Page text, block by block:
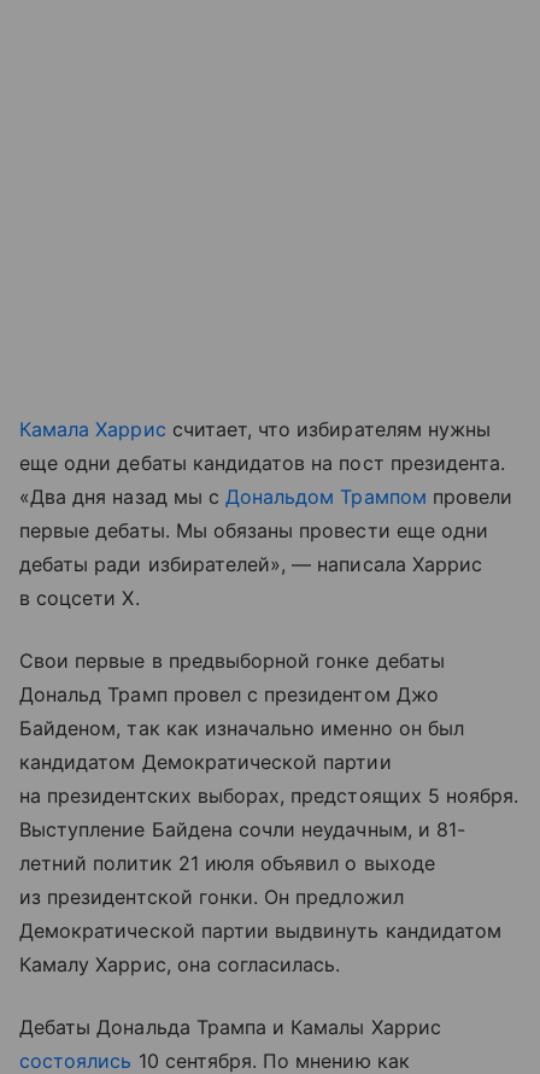
Камала Харрис считает, что избирателям нужны
еще одни дебаты кандидатов на пост президента.
«Два дня назад мы с Дональдом Трампом провели
первые дебаты. Мы обязаны провести еще одни
дебаты ради избирателей», — написала Харрис
в соцсети Х.
Свои первые в предвыборной гонке дебаты
Дональд Трамп провел с президентом Джо
Байденом, так как изначально именно он был
кандидатом Демократической партии
на президентских выборах, предстоящих 5 ноября.
Выступление Байдена сочли неудачным, и 81-
летний политик 21 июля объявил о выходе
из президентской гонки. Он предложил
Демократической партии выдвинуть кандидатом
Камалу Харрис, она согласилась.
Дебаты Дональда Трампа и Камалы Харрис
состоялись 10 сентября. По мнению как